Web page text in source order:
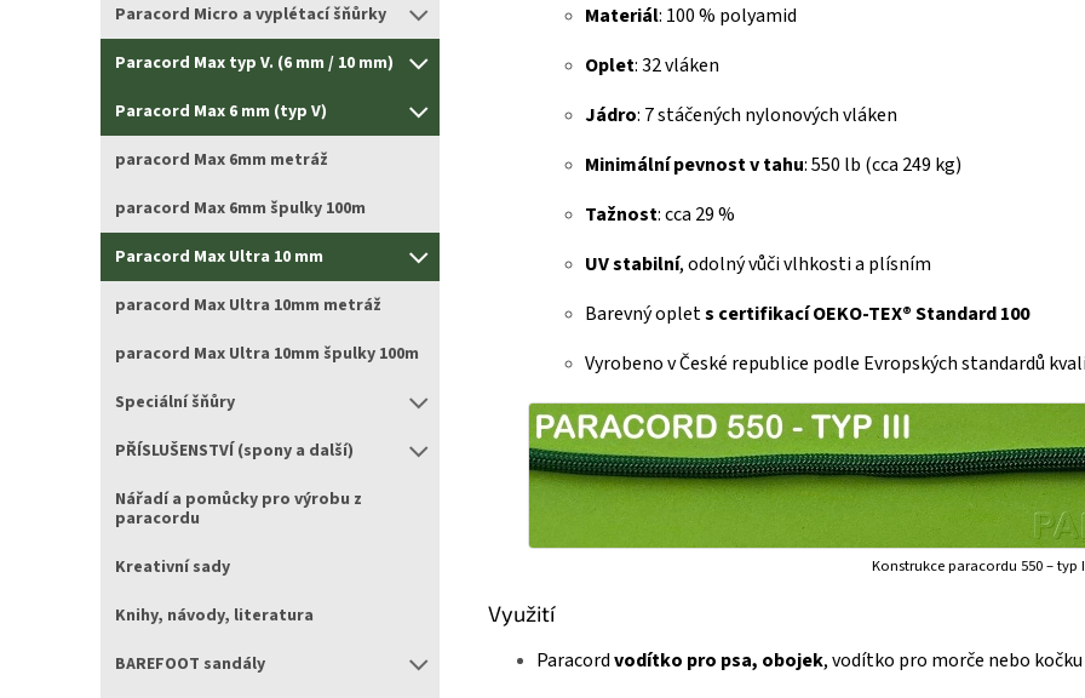
Paracord Micro a vyplétací šňůrky
Paracord Max typ V. (6 mm / 10 mm)
Paracord Max 6 mm (typ V)
paracord Max 6mm metráž
paracord Max 6mm špulky 100m
Paracord Max Ultra 10 mm
paracord Max Ultra 10mm metráž
paracord Max Ultra 10mm špulky 100m
Speciální šňůry
PŘÍSLUŠENSTVÍ (spony a další)
Nářadí a pomůcky pro výrobu z
paracordu
Kreativní sady
Knihy, návody, literatura
BAREFOOT sandály
Materiál: 100 % polyamid
Oplet: 32 vláken
Jádro: 7 stáčených nylonových vláken
Minimální pevnost v tahu: 550 lb (cca 249 kg)
Tažnost: cca 29 %
UV stabilní, odolný vůči vlhkosti a plísním
Barevný oplets certifikací OEKO-TEX® Standard 100
Vyrobeno v České republice podle Evropských standardů
Konstrukce paracordu 550 – typ
Využití
Paracordvodítko pro psa, obojek, vodítko pro morče nebo kočku